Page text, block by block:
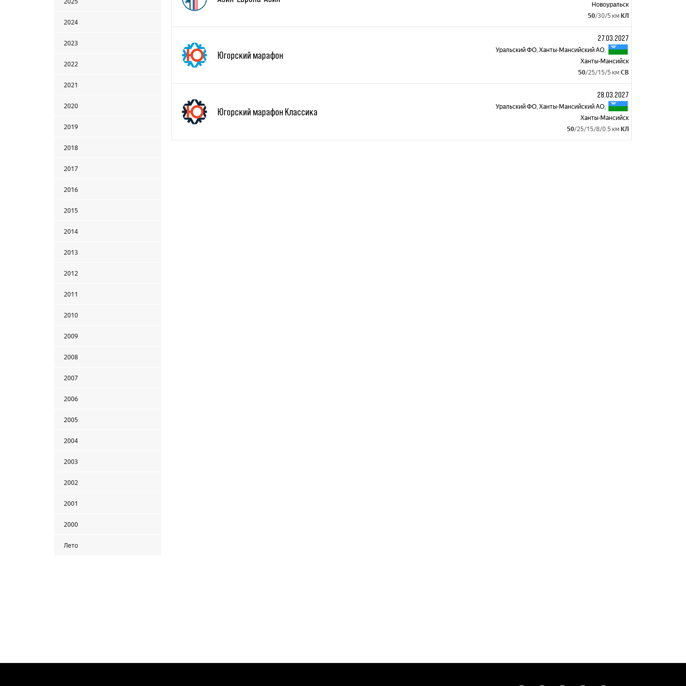
2025
2024
2023
2022
2021
2020
2019
2018
2017
2016
2015
2014
2013
2012
2011
2010
2009
2008
2007
2006
2005
2004
2003
2002
2001
2000
Лето
Новоуральск
50/30/5 км КЛ
Югорский марафон
27.03.2027
Уральский ФО,Ханты-Мансийский АО,
Ханты-Мансийск
50/25/15/5 км СВ
Югорский марафон Классика
28.03.2027
Уральский ФО,Ханты-Мансийский АО,
Ханты-Мансийск
50/25/15/8/0.5 км КЛ